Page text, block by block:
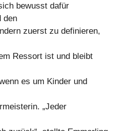
bewusst dafür
den
zuerst zu definieren,
Ressort ist und bleibt
es um Kinder und
„Jeder